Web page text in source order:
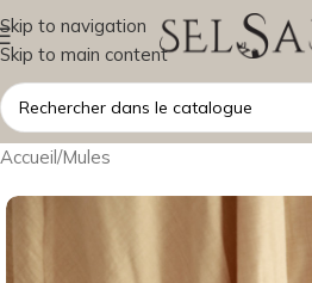
Skip to navigation
Skip to main content
Accueil/Mules